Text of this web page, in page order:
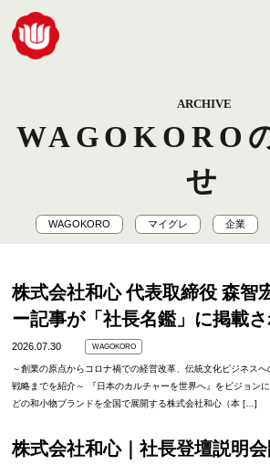
ARCHIVE
WAGOKORO
せ
WAGOKORO マイグレ 企業
株式会社和心 代表取締役 森智
ー記事が「社長名鑑」に掲載
2026.07.30 WAGOKORO
～創業の原点からコロナ禍での経営改革、伝統文化ビジネス
戦略までを紹介～ 『日本のカルチャーを世界へ』をビジョン
どの和小物ブランドを全国で展開する株式会社和心（本 […]
株式会社和心｜社長登壇説明会